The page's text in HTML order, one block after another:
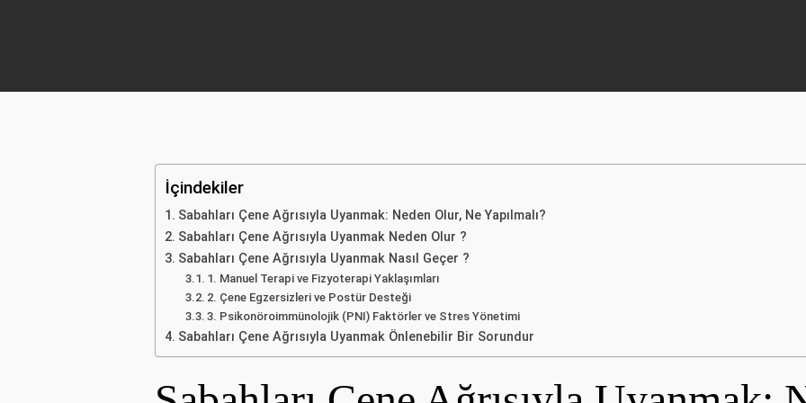
İçindekiler
Sabahları Çene Ağrısıyla Uyanmak: Neden Olur, Ne Yapılmalı?
Sabahları Çene Ağrısıyla Uyanmak Neden Olur ?
Sabahları Çene Ağrısıyla Uyanmak Nasıl Geçer ?
1. Manuel Terapi ve Fizyoterapi Yaklaşımları
2. Çene Egzersizleri ve Postür Desteği
3. Psikonöroimmünolojik (PNI) Faktörler ve Stres Yönetimi
Sabahları Çene Ağrısıyla Uyanmak Önlenebilir Bir Sorundur